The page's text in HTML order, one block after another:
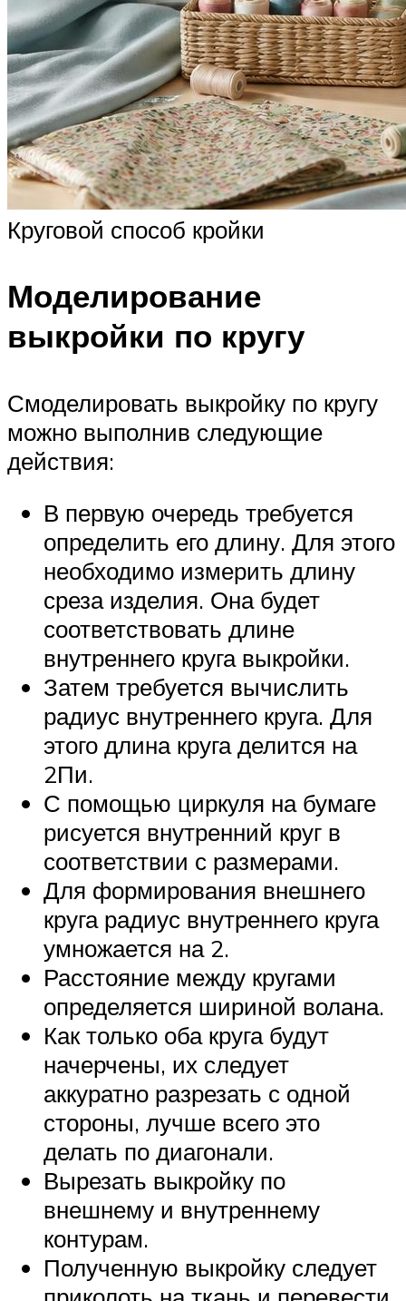
Круговой способ кройки
Моделирование
выкройки по кругу
Смоделировать выкройку по кругу
можно выполнив следующие
действия:
В первую очередь требуется
определить его длину. Для этого
необходимо измерить длину
среза изделия. Она будет
соответствовать длине
внутреннего круга выкройки.
Затем требуется вычислить
радиус внутреннего круга. Для
этого длина круга делится на
2Пи.
С помощью циркуля на бумаге
рисуется внутренний круг в
соответствии с размерами.
Для формирования внешнего
круга радиус внутреннего круга
умножается на 2.
Расстояние между кругами
определяется шириной волана.
Как только оба круга будут
начерчены, их следует
аккуратно разрезать с одной
стороны, лучше всего это
делать по диагонали.
Вырезать выкройку по
внешнему и внутреннему
контурам.
Полученную выкройку следует